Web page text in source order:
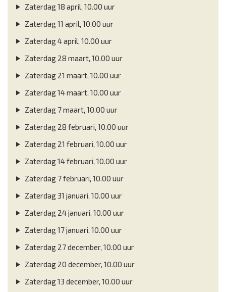
Zaterdag 18 april, 10.00 uur
Zaterdag 11 april, 10.00 uur
Zaterdag 4 april, 10.00 uur
Zaterdag 28 maart, 10.00 uur
Zaterdag 21 maart, 10.00 uur
Zaterdag 14 maart, 10.00 uur
Zaterdag 7 maart, 10.00 uur
Zaterdag 28 februari, 10.00 uur
Zaterdag 21 februari, 10.00 uur
Zaterdag 14 februari, 10.00 uur
Zaterdag 7 februari, 10.00 uur
Zaterdag 31 januari, 10.00 uur
Zaterdag 24 januari, 10.00 uur
Zaterdag 17 januari, 10.00 uur
Zaterdag 27 december, 10.00 uur
Zaterdag 20 december, 10.00 uur
Zaterdag 13 december, 10.00 uur